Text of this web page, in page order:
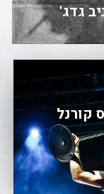
גדג'
קורנל